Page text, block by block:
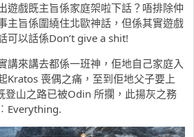
遊戲既主旨係家庭架啦下話？唔排除仲
主旨係圍繞住北歐神話，但係其實遊戲
可以話係Don’t give a shit!
講來講去都係一班神，佢地自己家庭入
Kratos 喪偶之痛，至到佢地父子要上
登山之路已被Odin 所攔，此揚灰之務